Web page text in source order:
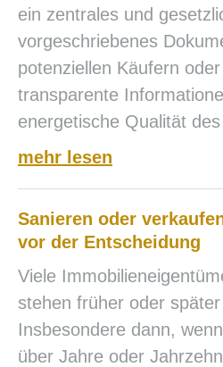
ein zentrales und
vorgeschriebenes
potenziellen Käufern
transparente
energetische Qualität
mehr lesen
Sanieren oder
vor der Entscheidung
Viele
stehen früher oder
Insbesondere dann,
über Jahre oder